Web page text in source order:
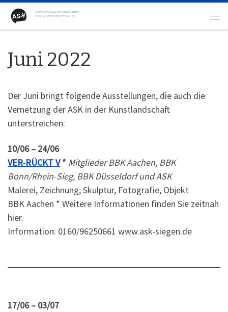
Zum Inhalt springen
Juni 2022
Der Juni bringt folgende Ausstellungen, die auch die
Vernetzung der ASK in der Kunstlandschaft
unterstreichen:
10/06 – 24/06
VER-RÜCKT V* Mitglieder BBK Aachen, BBK
Bonn/Rhein-Sieg, BBK Düsseldorf und ASK
Malerei, Zeichnung, Skulptur, Fotografie, Objekt
BBK Aachen * Weitere Informationen finden Sie zeitnah
hier.
Information: 0160/96250661 www.ask-siegen.de
17/06 – 03/07